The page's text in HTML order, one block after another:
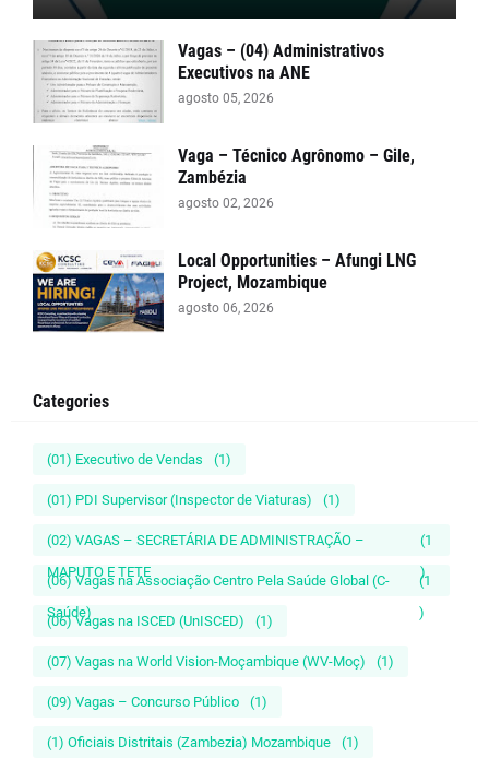
Vagas – (04) Administrativos
Executivos na ANE
agosto 05, 2026
Vaga – Técnico Agrônomo – Gile,
Zambézia
agosto 02, 2026
Local Opportunities – Afungi LNG
Project, Mozambique
agosto 06, 2026
Categories
(01) Executivo de Vendas (1)
(01) PDI Supervisor (Inspector de Viaturas) (1)
(02) VAGAS – SECRETÁRIA DE ADMINISTRAÇÃO –
MAPUTO E TETE
(1
)
(06) Vagas na Associação Centro Pela Saúde Global (C-
Saúde)
(1
)
(06) Vagas na ISCED (UnISCED) (1)
(07) Vagas na World Vision-Moçambique (WV-Moç) (1)
(09) Vagas – Concurso Público (1)
(1) Oficiais Distritais (Zambezia) Mozambique (1)